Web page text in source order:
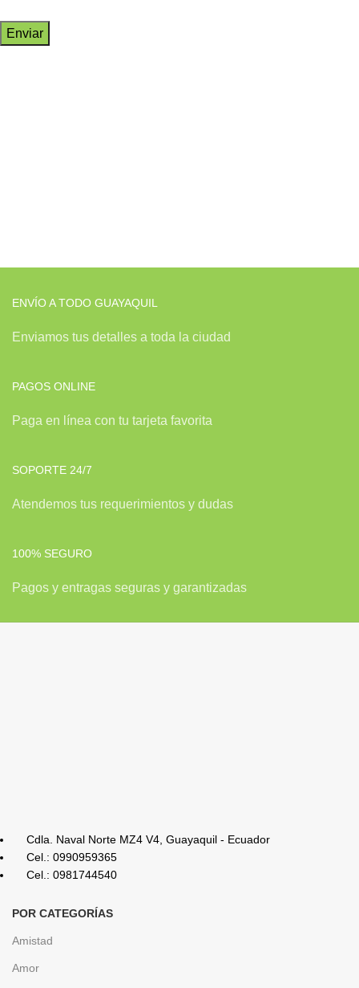
ENVÍO A TODO GUAYAQUIL
Enviamos tus detalles a toda la ciudad
PAGOS ONLINE
Paga en línea con tu tarjeta favorita
SOPORTE 24/7
Atendemos tus requerimientos y dudas
100% SEGURO
Pagos y entragas seguras y garantizadas
Cdla. Naval Norte MZ4 V4, Guayaquil - Ecuador
Cel.: 0990959365
Cel.: 0981744540
POR CATEGORÍAS
Amistad
Amor